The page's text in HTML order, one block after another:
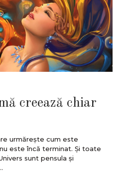
creează chiar
urmărește cum este
este încă terminat. Și toate
sunt pensula și